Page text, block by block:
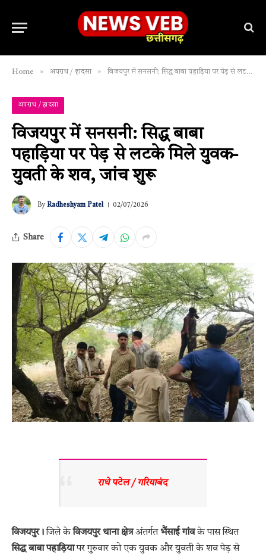
Home » अपराध / हादसा » विजयपुर में सनसनी: सिद्ध बाबा पहाड़िया पर पेड़ से लटके मिले युवक-युवती के शव, जांच शुरू
अपराध / हादसा
विजयपुर में सनसनी: सिद्ध बाबा
पहाड़िया पर पेड़ से लटके मिले युवक-
युवती के शव, जांच शुरू
By Radheshyam Patel 02/07/2026
Share
राधे पटेल / गरियाबंद
विजयपुर। जिले केविजयपुर थाना क्षेत्रअंतर्गतभैंसाई गांवके पास स्थित
सिद्ध बाबा पहाड़ियापर गुरुवार को एक युवक और युवती के शव पेड़ से